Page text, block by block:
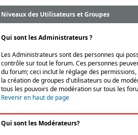
Niveaux des Utilisateurs et Groupes
Qui sont les Administrateurs ?
Les Administrateurs sont des personnes qui
contrôle sur tout le forum. Ces personnes
du forum; ceci inclut le réglage des
la création de groupes d'utilisateurs ou de
tous les pouvoirs de modération sur tous les
Revenir en haut de page
Qui sont les Modérateurs?